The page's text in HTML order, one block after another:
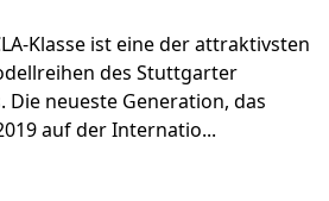
Klasse ist eine der attraktivsten
des Stuttgarter
neueste Generation, das
auf der Internatio...